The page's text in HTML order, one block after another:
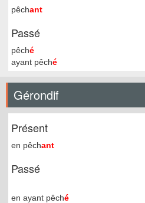
pêchant
Passé
pêché
ayant pêché
Gérondif
Présent
en pêchant
Passé
en ayant pêché